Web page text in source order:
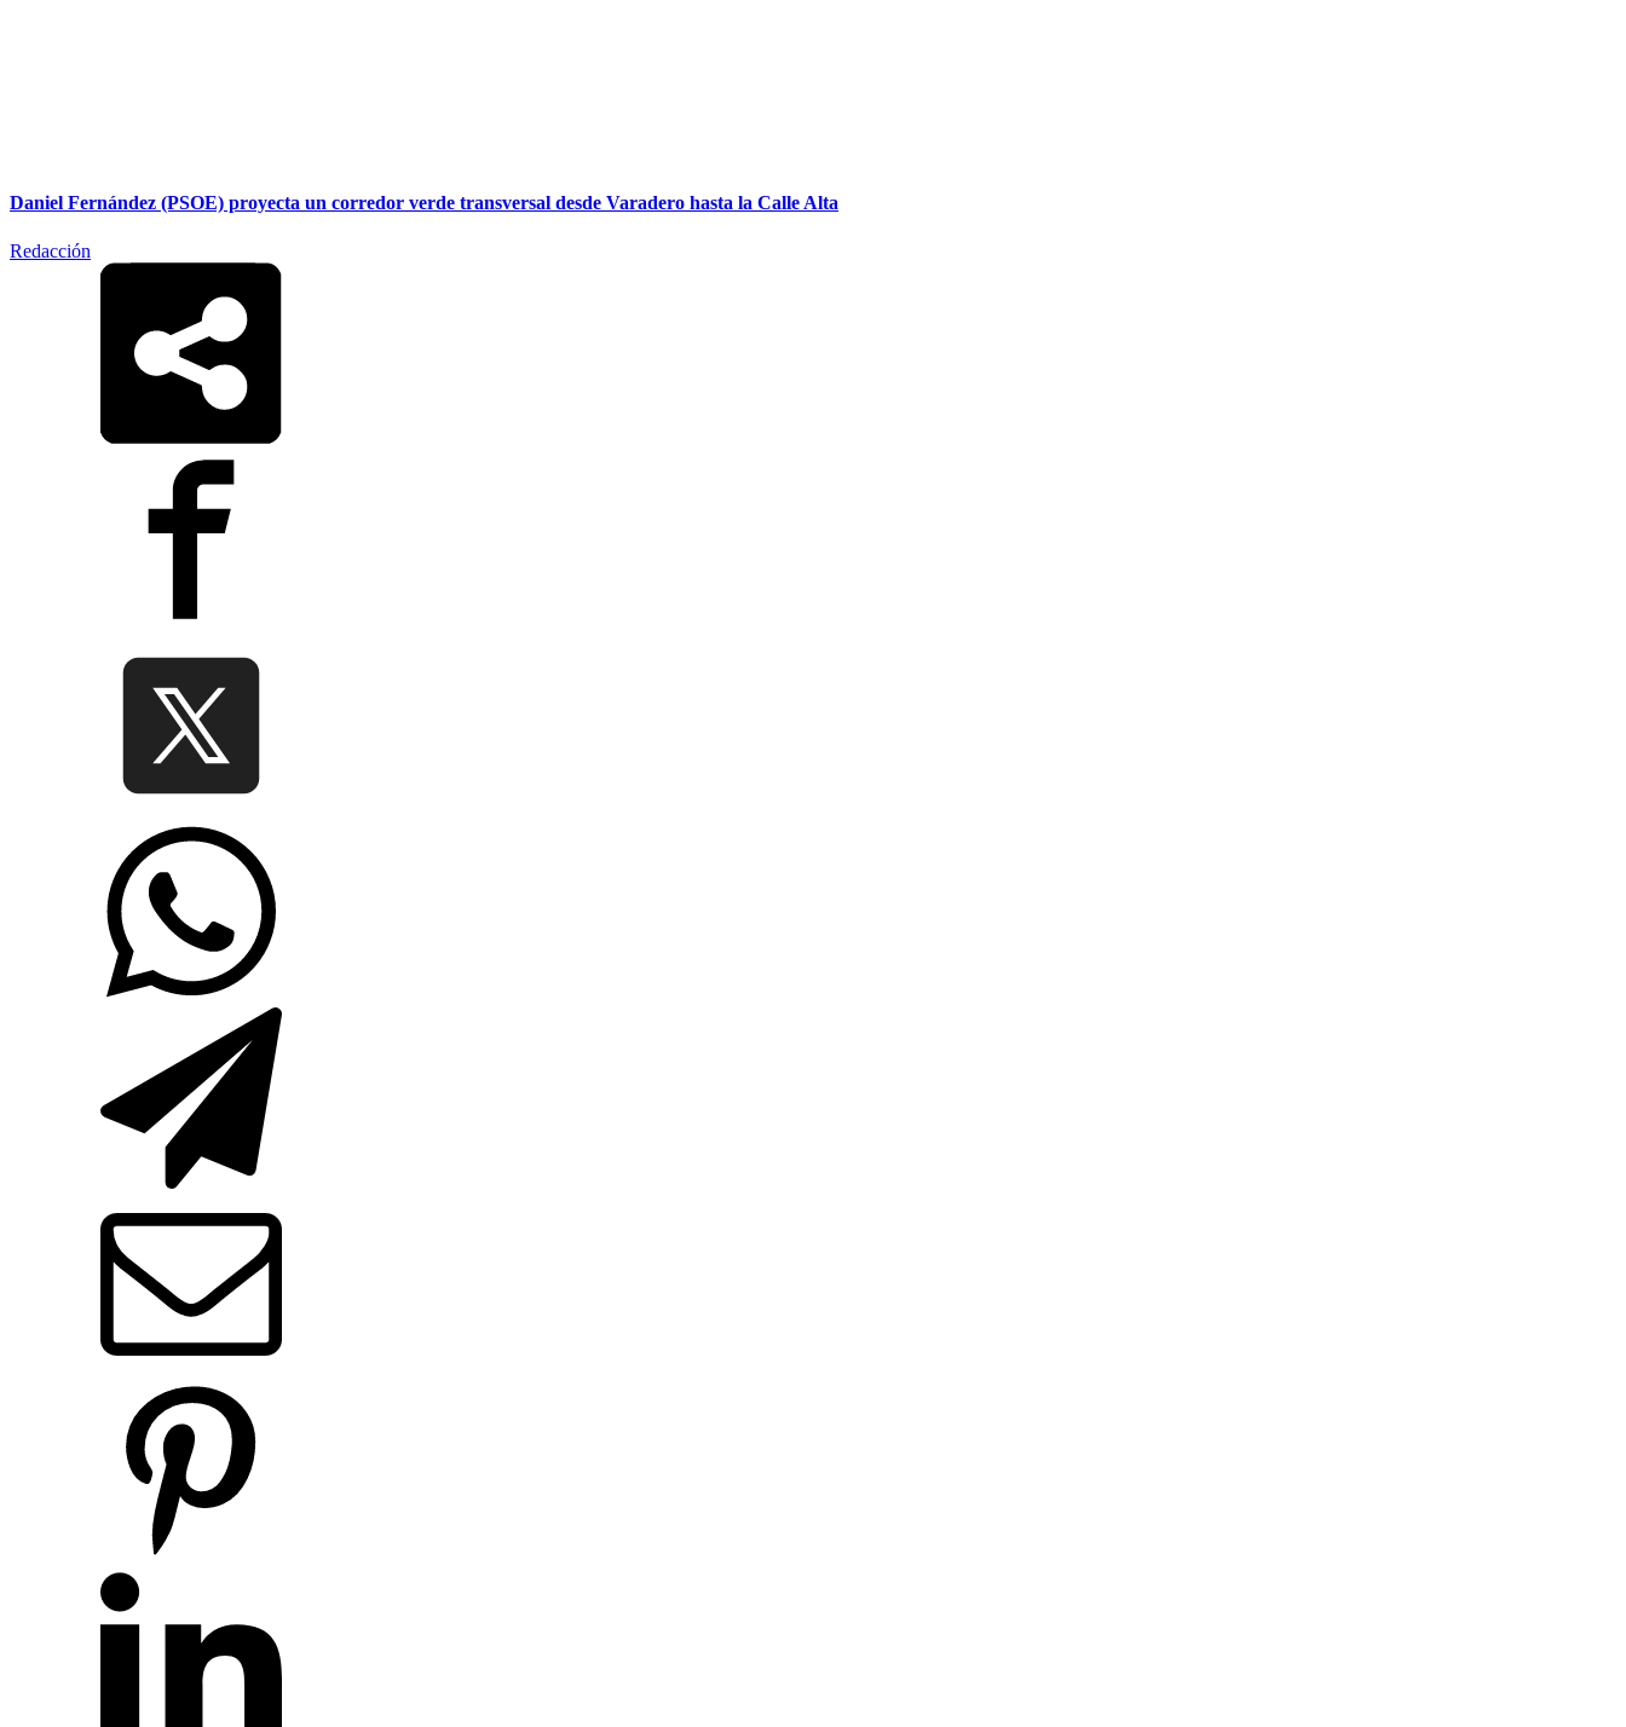
Daniel Fernández (PSOE) proyecta un corredor verde transversal desde Varadero hasta la Calle Alta
Redacción